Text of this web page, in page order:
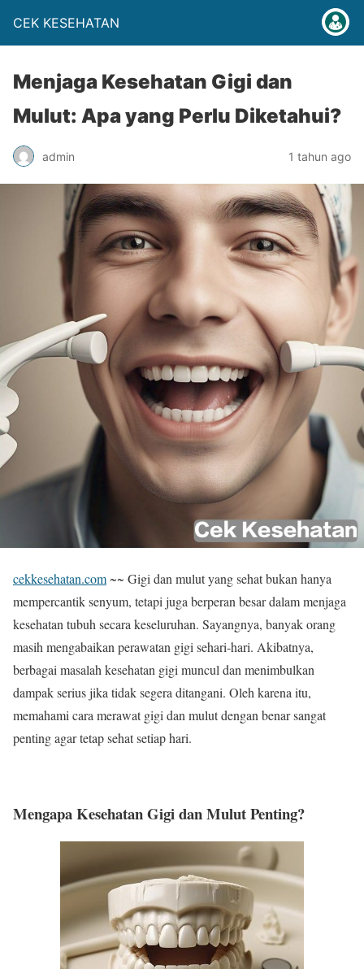
CEK KESEHATAN
Menjaga Kesehatan Gigi dan
Mulut: Apa yang Perlu Diketahui?
admin 1 tahun ago
cekkesehatan.com ~~ Gigi dan mulut yang sehat bukan hanya
mempercantik senyum, tetapi juga berperan besar dalam menjaga
kesehatan tubuh secara keseluruhan. Sayangnya, banyak orang
masih mengabaikan perawatan gigi sehari-hari. Akibatnya,
berbagai masalah kesehatan gigi muncul dan menimbulkan
dampak serius jika tidak segera ditangani. Oleh karena itu,
memahami cara merawat gigi dan mulut dengan benar sangat
penting agar tetap sehat setiap hari.
Mengapa Kesehatan Gigi dan Mulut Penting?